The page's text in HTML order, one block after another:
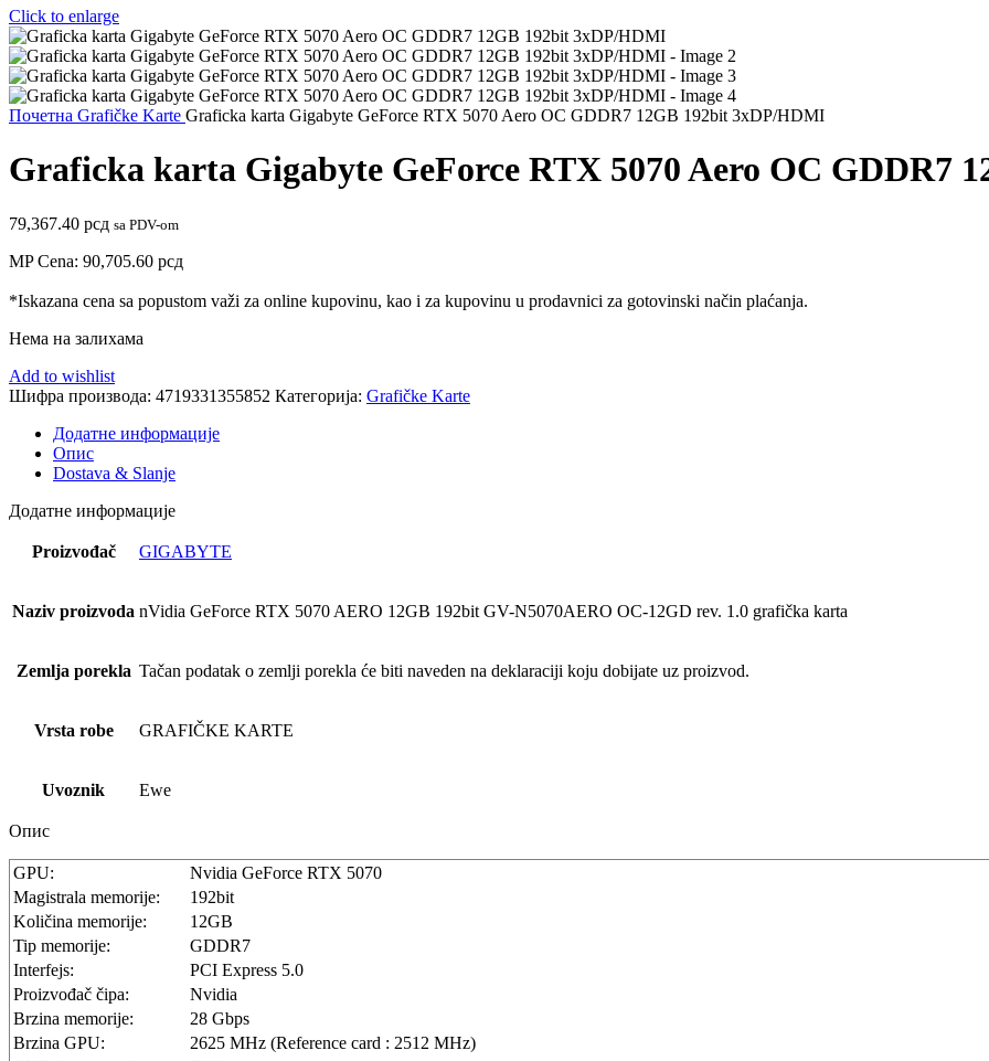
Click to enlarge
Почетна Grafičke Karte Graficka karta Gigabyte GeForce RTX 5070 Aero OC GDDR7 12GB 192bit 3xDP/HDMI
Graficka karta Gigabyte GeForce RTX 5070 Aero OC GDDR7
79,367.40 рсд sa PDV-om
MP Cena: 90,705.60 рсд
*Iskazana cena sa popustom važi za online kupovinu, kao i za kupovinu u prodavnici za gotovinski način plaćanja.
Нема на залихама
Add to wishlist
Шифра производа: 4719331355852 Категорија: Grafičke Karte
Додатне информације
Опис
Dostava & Slanje
Додатне информације
Proizvođač GIGABYTE
Naziv proizvoda nVidia GeForce RTX 5070 AERO 12GB 192bit GV-N5070AERO OC-12GD rev. 1.0 grafička karta
Zemlja porekla Tačan podatak o zemlji porekla će biti naveden na deklaraciji koju dobijate uz proizvod.
Vrsta robe GRAFIČKE KARTE
Uvoznik Ewe
Опис
GPU:
Nvidia GeForce RTX 5070
Magistrala memorije:
192bit
Količina memorije:
12GB
Tip memorije:
GDDR7
Interfejs:
PCI Express 5.0
Proizvođač čipa:
Nvidia
Brzina memorije:
28 Gbps
Brzina GPU:
2625 MHz (Reference card : 2512 MHz)